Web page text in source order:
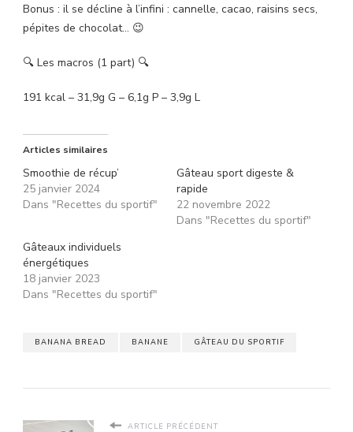
Bonus : il se décline à l’infini : cannelle, cacao, raisins secs,
pépites de chocolat… 😉
🔍 Les macros (1 part) 🔍
191 kcal – 31,9g G – 6,1g P – 3,9g L
Articles similaires
Smoothie de récup’
25 janvier 2024
Dans "Recettes du sportif"
Gâteau sport digeste &
rapide
22 novembre 2022
Dans "Recettes du sportif"
Gâteaux individuels
énergétiques
18 janvier 2023
Dans "Recettes du sportif"
BANANA BREAD BANANE GÂTEAU DU SPORTIF
ARTICLE PRÉCÉDENT